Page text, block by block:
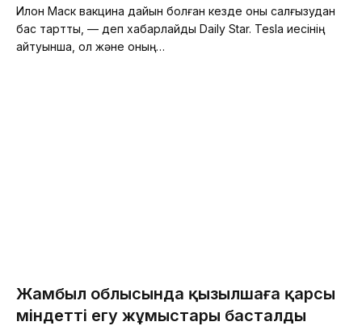
Илон Маск вакцина дайын болған кезде оны салғызудан
бас тартты, — деп хабарлайды Daily Star. Tesla иесінің
айтуынша, ол және оның…
Жамбыл облысында қызылшаға қарсы
міндетті егу жұмыстары басталды